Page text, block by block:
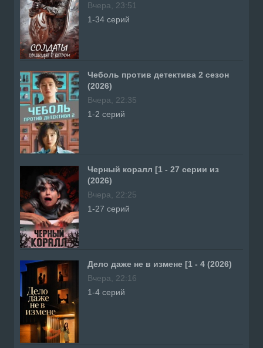
Вчера, 23:51
1-34 серий
Чеболь против детектива 2 сезон
(2026)
Вчера, 22:35
1-2 серий
Черный коралл [1 - 27 серии из
(2026)
Вчера, 22:25
1-27 серий
Дело даже не в измене [1 - 4 (2026)
Вчера, 22:16
1-4 серий